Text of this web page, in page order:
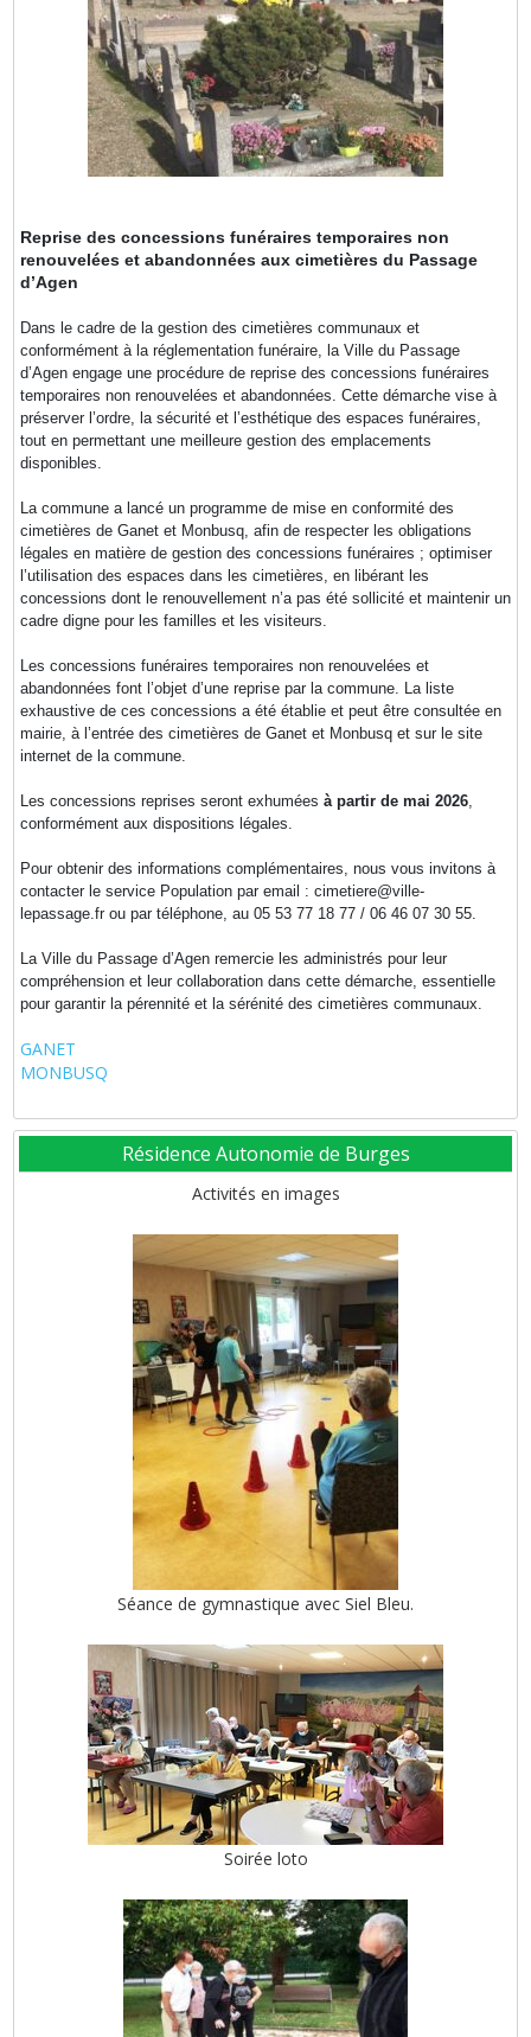
Reprise des concessions funéraires temporaires non
renouvelées et abandonnées aux cimetières du Passage
d’Agen
Dans le cadre de la gestion des cimetières communaux et
conformément à la réglementation funéraire, la Ville du Passage
d’Agen engage une procédure de reprise des concessions funéraires
temporaires non renouvelées et abandonnées. Cette démarche vise à
préserver l’ordre, la sécurité et l’esthétique des espaces funéraires,
tout en permettant une meilleure gestion des emplacements
disponibles.
La commune a lancé un programme de mise en conformité des
cimetières de Ganet et Monbusq, afin de respecter les obligations
légales en matière de gestion des concessions funéraires ; optimiser
l’utilisation des espaces dans les cimetières, en libérant les
concessions dont le renouvellement n’a pas été sollicité et maintenir un
cadre digne pour les familles et les visiteurs.
Les concessions funéraires temporaires non renouvelées et
abandonnées font l’objet d’une reprise par la commune. La liste
exhaustive de ces concessions a été établie et peut être consultée en
mairie, à l’entrée des cimetières de Ganet et Monbusq et sur le site
internet de la commune.
Les concessions reprises seront exhumées à partir de mai 2026
conformément aux dispositions légales.
Pour obtenir des informations complémentaires, nous vous invitons à
contacter le service Population par email : cimetiere@ville-
lepassage.fr ou par téléphone, au 05 53 77 18 77 / 06 46 07 30 55.
La Ville du Passage d’Agen remercie les administrés pour leur
compréhension et leur collaboration dans cette démarche, essentielle
pour garantir la pérennité et la sérénité des cimetières communaux.
GANET
MONBUSQ
Résidence Autonomie de Burges
Activités en images
Séance de gymnastique avec Siel Bleu.
Soirée loto